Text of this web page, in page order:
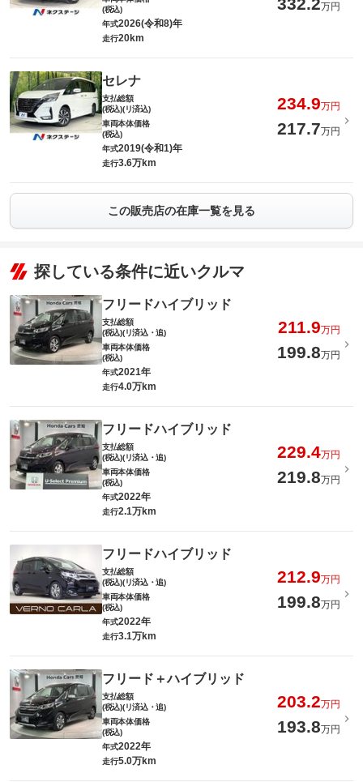
(税込)
万円
年式2026(令和8)年
走行20km
セレナ
支払総額
(税込)(リ済込)
234.9万円
車両本体価格
(税込)
217.7万円
年式2019(令和1)年
走行3.6万km
この販売店の在庫一覧を見る
探している条件に近いクルマ
フリードハイブリッド
支払総額
(税込)(リ済込・追)
211.9万円
車両本体価格
(税込)
199.8万円
年式2021年
走行4.0万km
フリードハイブリッド
支払総額
(税込)(リ済込・追)
229.4万円
車両本体価格
(税込)
219.8万円
年式2022年
走行2.1万km
フリードハイブリッド
支払総額
(税込)(リ済込・追)
212.9万円
車両本体価格
(税込)
199.8万円
年式2022年
走行3.1万km
フリード＋ハイブリッド
支払総額
(税込)(リ済込・追)
203.2万円
車両本体価格
(税込)
193.8万円
年式2022年
走行5.0万km